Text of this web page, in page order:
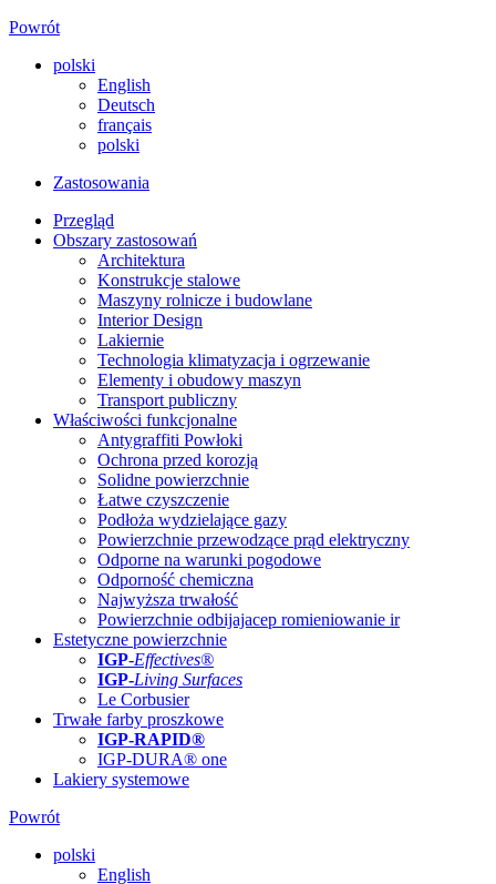
Powrót
polski
English
Deutsch
français
polski
Zastosowania
Przegląd
Obszary zastosowań
Architektura
Konstrukcje stalowe
Maszyny rolnicze i budowlane
Interior Design
Lakiernie
Technologia klimatyzacja i ogrzewanie
Elementy i obudowy maszyn
Transport publiczny
Właściwości funkcjonalne
Antygraffiti Powłoki
Ochrona przed korozją
Solidne powierzchnie
Łatwe czyszczenie
Podłoża wydzielające gazy
Powierzchnie przewodzące prąd elektryczny
Odporne na warunki pogodowe
Odporność chemiczna
Najwyższa trwałość
Powierzchnie odbijajacep romieniowanie ir
Estetyczne powierzchnie
IGP-Effectives®
IGP-Living Surfaces
Le Corbusier
Trwałe farby proszkowe
IGP-RAPID®
IGP-DURA® one
Lakiery systemowe
Powrót
polski
English